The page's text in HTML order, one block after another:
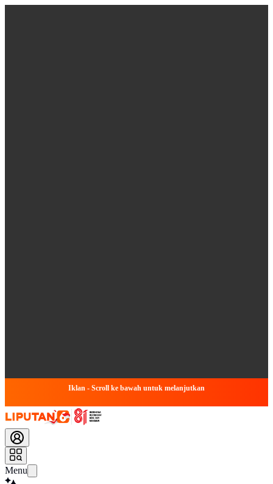
Iklan - Scroll ke bawah untuk melanjutkan
Menu